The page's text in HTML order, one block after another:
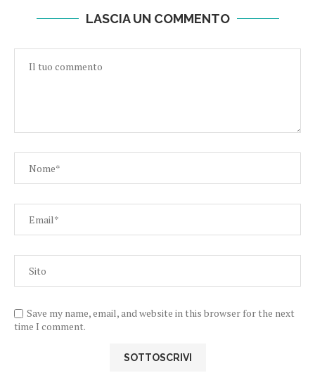
LASCIA UN COMMENTO
Save my name, email, and website in this browser for the next
time I comment.